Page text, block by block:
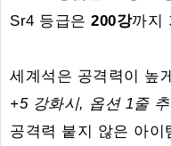
Sr4 등급은 200강까지
세계석은 공격력이 높
+5 강화시, 옵션 1줄
공격력 붙지 않은 아이